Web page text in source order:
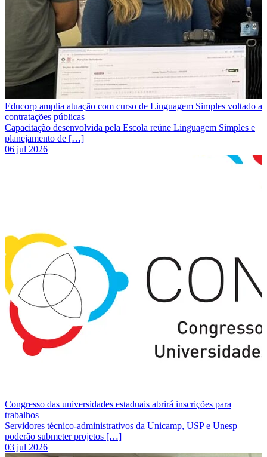
Educorp amplia atuação com curso de Linguagem Simples voltado a
contratações públicas
Capacitação desenvolvida pela Escola reúne Linguagem Simples e
planejamento de […]
06 jul 2026
Congresso das universidades estaduais abrirá inscrições para
trabalhos
Servidores técnico-administrativos da Unicamp, USP e Unesp
poderão submeter projetos […]
03 jul 2026